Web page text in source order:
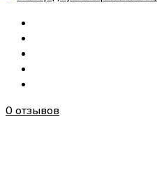
0 отзывов